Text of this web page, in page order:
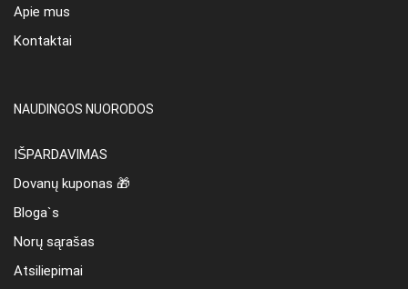
Apie mus
Kontaktai
NAUDINGOS NUORODOS
IŠPARDAVIMAS
Dovanų kuponas 🎁
Bloga`s
Norų sąrašas
Atsiliepimai